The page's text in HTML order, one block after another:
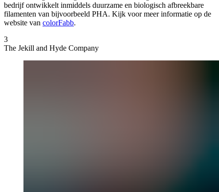
bedrijf ontwikkelt inmiddels duurzame en biologisch afbreekbare
filamenten van bijvoorbeeld PHA. Kijk voor meer informatie op de
website van colorFabb.
3
The Jekill and Hyde Company